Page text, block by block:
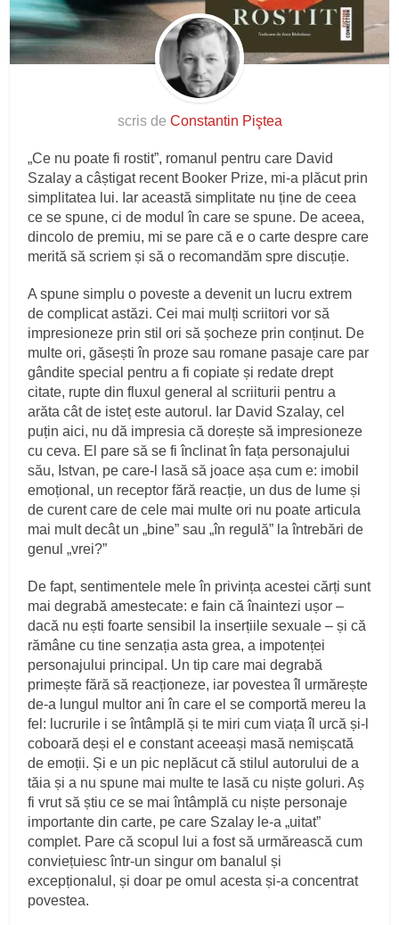
scris de Constantin Piştea
„Ce nu poate fi rostit”, romanul pentru care David
Szalay a câștigat recent Booker Prize, mi-a plăcut prin
simplitatea lui. Iar această simplitate nu ține de ceea
ce se spune, ci de modul în care se spune. De aceea,
dincolo de premiu, mi se pare că e o carte despre care
merită să scriem și să o recomandăm spre discuție.
A spune simplu o poveste a devenit un lucru extrem
de complicat astăzi. Cei mai mulți scriitori vor să
impresioneze prin stil ori să șocheze prin conținut. De
multe ori, găsești în proze sau romane pasaje care par
gândite special pentru a fi copiate și redate drept
citate, rupte din fluxul general al scriiturii pentru a
arăta cât de isteț este autorul. Iar David Szalay, cel
puțin aici, nu dă impresia că dorește să impresioneze
cu ceva. El pare să se fi înclinat în fața personajului
său, Istvan, pe care-l lasă să joace așa cum e: imobil
emoțional, un receptor fără reacție, un dus de lume și
de curent care de cele mai multe ori nu poate articula
mai mult decât un „bine” sau „în regulă” la întrebări de
genul „vrei?”
De fapt, sentimentele mele în privința acestei cărți sunt
mai degrabă amestecate: e fain că înaintezi ușor –
dacă nu ești foarte sensibil la inserțiile sexuale – și că
rămâne cu tine senzația asta grea, a impotenței
personajului principal. Un tip care mai degrabă
primește fără să reacționeze, iar povestea îl urmărește
de-a lungul multor ani în care el se comportă mereu la
fel: lucrurile i se întâmplă și te miri cum viața îl urcă și-l
coboară deși el e constant aceeași masă nemișcată
de emoții. Și e un pic neplăcut că stilul autorului de a
tăia și a nu spune mai multe te lasă cu niște goluri. Aș
fi vrut să știu ce se mai întâmplă cu niște personaje
importante din carte, pe care Szalay le-a „uitat”
complet. Pare că scopul lui a fost să urmărească cum
conviețuiesc într-un singur om banalul și
excepționalul, și doar pe omul acesta și-a concentrat
povestea.